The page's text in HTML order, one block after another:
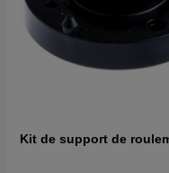
Kit de support de